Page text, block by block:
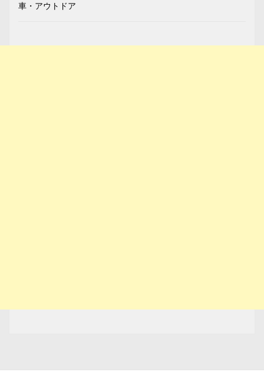
車・アウトドア